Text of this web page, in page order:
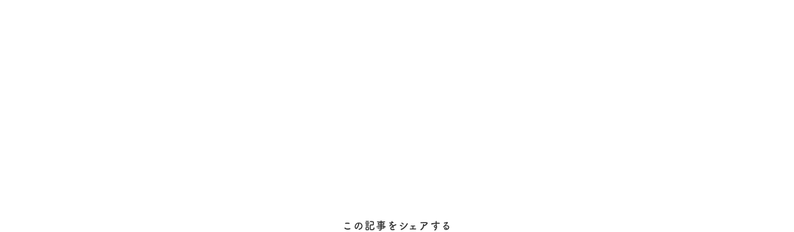
この記事をシェアする